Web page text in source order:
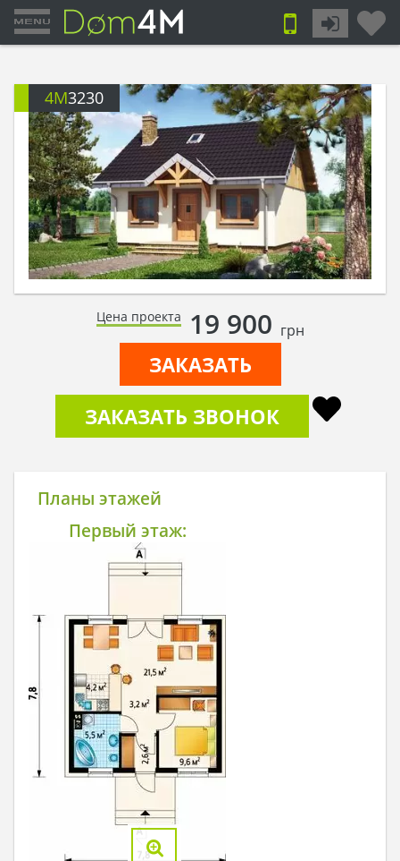
4M3230
Цена проекта 19 900 грн
ЗАКАЗАТЬ
ЗАКАЗАТЬ ЗВОНОК
Планы этажей
Первый этаж: